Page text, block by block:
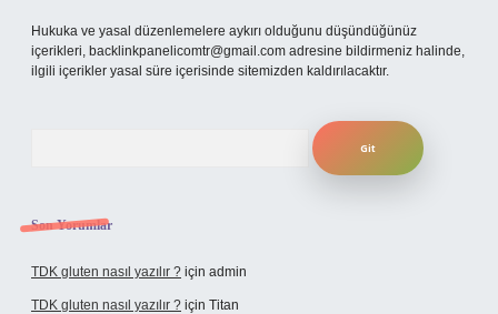
Hukuka ve yasal düzenlemelere aykırı olduğunu düşündüğünüz
içerikleri, backlinkpanelicomtr@gmail.com adresine bildirmeniz halinde,
ilgili içerikler yasal süre içerisinde sitemizden kaldırılacaktır.
Son Yorumlar
TDK gluten nasıl yazılır ? için admin
TDK gluten nasıl yazılır ? için Titan